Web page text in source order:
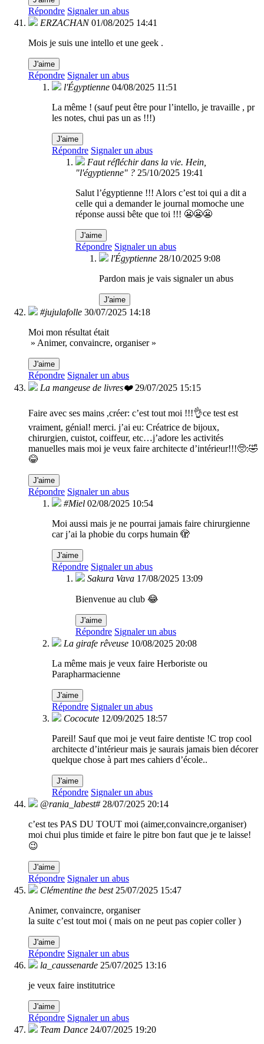
Répondre Signaler un abus
ERZACHAN 01/08/2025 14:41
Mois je suis une intello et une geek .
J'aime
Répondre Signaler un abus
l'Égyptienne 04/08/2025 11:51
La même ! (sauf peut être pour l’intello, je travaille , pr
les notes, chui pas un as !!!)
J'aime
Répondre Signaler un abus
Faut réfléchir dans la vie. Hein,
"l'égyptienne" ? 25/10/2025 19:41
Salut l’égyptienne !!! Alors c’est toi qui a dit a
celle qui a demander le journal momoche une
réponse aussi bête que toi !!! 😬😬😬
J'aime
Répondre Signaler un abus
l'Égyptienne 28/10/2025 9:08
Pardon mais je vais signaler un abus
J'aime
#jujulafolle 30/07/2025 14:18
Moi mon résultat était
» Animer, convaincre, organiser »
J'aime
Répondre Signaler un abus
La mangeuse de livres❤️ 29/07/2025 15:15
Faire avec ses mains ,créer: c’est tout moi !!!👌ce test est
vraiment, génial! merci. j’ai eu: Créatrice de bijoux,
chirurgien, cuistot, coiffeur, etc…j’adore les activités
manuelles mais moi je veux faire architecte d’intérieur!!!🥺:🤣
😂
J'aime
Répondre Signaler un abus
#Miel 02/08/2025 10:54
Moi aussi mais je ne pourrai jamais faire chirurgienne
car j’ai la phobie du corps humain 🫣
J'aime
Répondre Signaler un abus
Sakura Vava 17/08/2025 13:09
Bienvenue au club 😂
J'aime
Répondre Signaler un abus
La girafe rêveuse 10/08/2025 20:08
La même mais je veux faire Herboriste ou
Parapharmacienne
J'aime
Répondre Signaler un abus
Cococute 12/09/2025 18:57
Pareil! Sauf que moi je veut faire dentiste !C trop cool
architecte d’intérieur mais je saurais jamais bien décorer
quelque chose à part mes cahiers d’école..
J'aime
Répondre Signaler un abus
@rania_labest# 28/07/2025 20:14
c’est tes PAS DU TOUT moi (aimer,convaincre,organiser)
moi chui plus timide et faire le pitre bon faut que je te laisse!
😉
J'aime
Répondre Signaler un abus
Clémentine the best 25/07/2025 15:47
Animer, convaincre, organiser
la suite c’est tout moi ( mais on ne peut pas copier coller )
J'aime
Répondre Signaler un abus
la_caussenarde 25/07/2025 13:16
je veux faire institutrice
J'aime
Répondre Signaler un abus
Team Dance 24/07/2025 19:20